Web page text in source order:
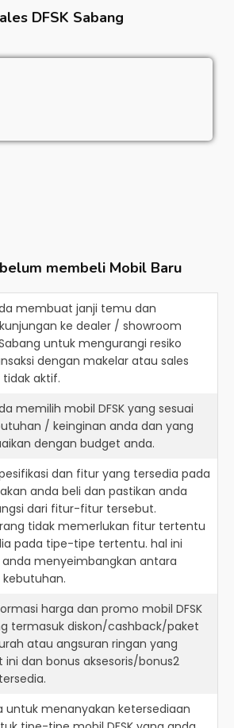
DFSK Sabang
membeli Mobil Baru
membuat janji temu dan
ke dealer / showroom
untuk mengurangi resiko
dengan makelar atau sales
aktif.
memilih mobil DFSK yang sesuai
/ keinginan anda dan yang
dengan budget anda.
dan fitur yang tersedia pada
anda beli dan pastikan anda
dari fitur-fitur tersebut.
tidak memerlukan fitur tertentu
pada tipe-tipe tertentu. hal ini
menyeimbangkan antara
harga dan promo mobil DFSK
termasuk diskon/cashback/paket
atau angsuran ringan yang
ini dan bonus aksesoris/bonus2
untuk menanyakan ketersediaan